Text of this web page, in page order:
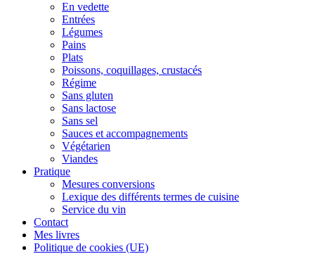
En vedette
Entrées
Légumes
Pains
Plats
Poissons, coquillages, crustacés
Régime
Sans gluten
Sans lactose
Sans sel
Sauces et accompagnements
Végétarien
Viandes
Pratique
Mesures conversions
Lexique des différents termes de cuisine
Service du vin
Contact
Mes livres
Politique de cookies (UE)